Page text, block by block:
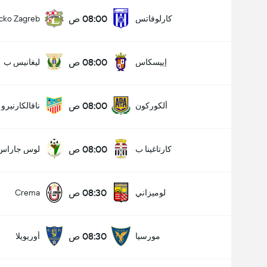
كارلوفاتس 08:00 ص Zagreb
إييسكاس 08:00 ص ليغانيس ب
ألكوركون 08:00 ص نافالكارنيرو
كارتاغينا ب 08:00 ص لوس
لوميزاني 08:30 ص Crema
مورسيا 08:30 ص أوريويلا